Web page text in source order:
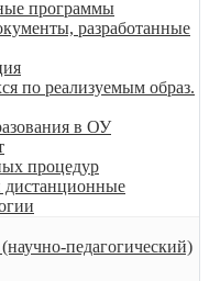
программы
разработанные
по реализуемым образ.
в ОУ
процедур
дистанционные
педагогический)